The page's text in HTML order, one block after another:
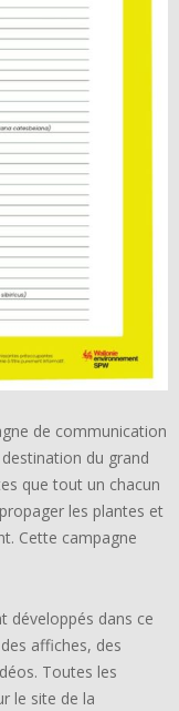
de communication
du grand
que tout un chacun
les plantes et
Cette campagne
développés dans ce
affiches, des
Toutes les
le site de la